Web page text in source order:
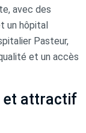
avec des
un hôpital
Pasteur,
et un accès
et attractif